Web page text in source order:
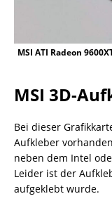
MSI ATI Radeon
MSI 3D-
Bei dieser
Aufkleber
neben dem Intel
Leider ist der
aufgeklebt wurde.